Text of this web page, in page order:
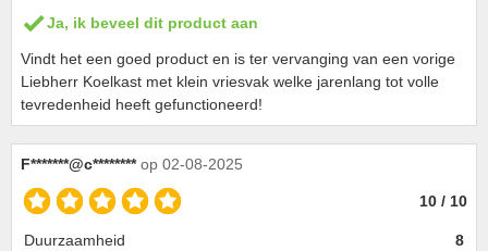
Ja, ik beveel dit product aan
Vindt het een goed product en is ter vervanging van een vorige
Liebherr Koelkast met klein vriesvak welke jarenlang tot volle
tevredenheid heeft gefunctioneerd!
F*******@c******** op 02-08-2025
10 / 10
Duurzaamheid
8